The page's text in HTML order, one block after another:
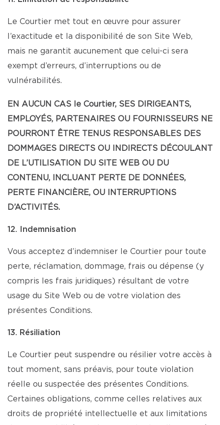
Le Courtier met tout en œuvre pour assurer
l’exactitude et la disponibilité de son Site Web,
mais ne garantit aucunement que celui-ci sera
exempt d’erreurs, d’interruptions ou de
vulnérabilités.
EN AUCUN CAS le Courtier, SES DIRIGEANTS,
EMPLOYÉS, PARTENAIRES OU FOURNISSEURS NE
POURRONT ÊTRE TENUS RESPONSABLES DES
DOMMAGES DIRECTS OU INDIRECTS DÉCOULANT
DE L’UTILISATION DU SITE WEB OU DU
CONTENU, INCLUANT PERTE DE DONNÉES,
PERTE FINANCIÈRE, OU INTERRUPTIONS
D’ACTIVITÉS.
12. Indemnisation
Vous acceptez d’indemniser le Courtier pour toute
perte, réclamation, dommage, frais ou dépense (y
compris les frais juridiques) résultant de votre
usage du Site Web ou de votre violation des
présentes Conditions.
13. Résiliation
Le Courtier peut suspendre ou résilier votre accès à
tout moment, sans préavis, pour toute violation
réelle ou suspectée des présentes Conditions.
Certaines obligations, comme celles relatives aux
droits de propriété intellectuelle et aux limitations